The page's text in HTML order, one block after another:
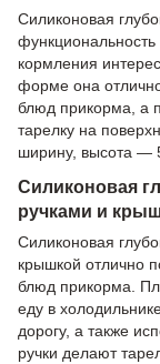
Силиконовая
кормления
форме она
блюд прикорма, а
тарелку на
ширину, высота —
Силиконовая
ручками и
Силиконовая
крышкой отлично
блюд прикорма.
еду в
дорогу, а также
ручки делают